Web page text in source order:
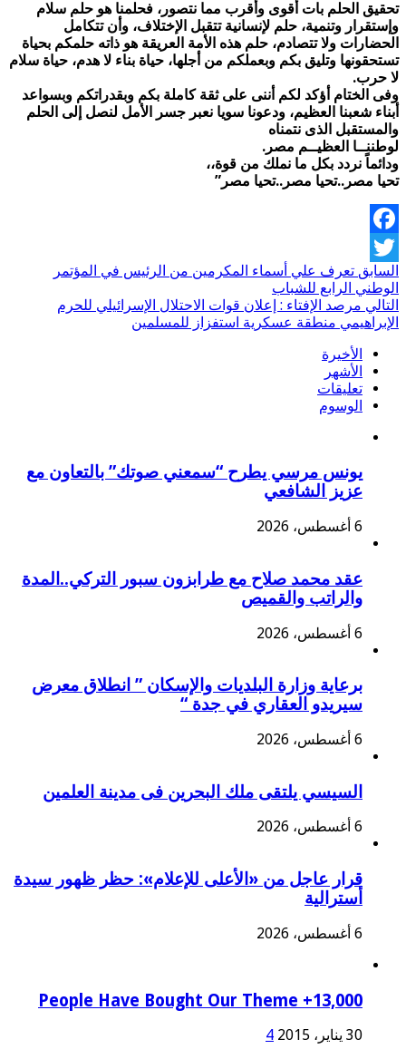
تحقيق الحلم بات أقوى وأقرب مما نتصور، فحلمنا هو حلم سلام
وإستقرار وتنمية، حلم لإنسانية تتقبل الإختلاف، وأن تتكامل
الحضارات ولا تتصادم، حلم هذه الأمة العريقة هو ذاته حلمكم بحياة
تستحقونها وتليق بكم وبعملكم من أجلها، حياة بناء لا هدم، حياة سلام
لا حرب.
وفى الختام أؤكد لكم أننى على ثقة كاملة بكم وبقدراتكم وبسواعد
أبناء شعبنا العظيم، ودعونا سويا نعبر جسر الأمل لنصل إلى الحلم
والمستقبل الذى نتمناه
لوطننــا العظيــم مصر.
ودائماً نردد بكل ما نملك من قوة،،
تحيا مصر..تحيا مصر..تحيا مصر”
Facebook
Twitter
السابق تعرف علي أسماء المكرمين من الرئيس في المؤتمر
الوطني الرابع للشباب
التالي مرصد الإفتاء : إعلان قوات الاحتلال الإسرائيلي للحرم
الإبراهيمي منطقة عسكرية استفزاز للمسلمين
الأخيرة
الأشهر
تعليقات
الوسوم
يونس مرسي يطرح “سمعني صوتك” بالتعاون مع
عزيز الشافعي
6 أغسطس، 2026
عقد محمد صلاح مع طرابزون سبور التركي..المدة
والراتب والقميص
6 أغسطس، 2026
برعاية وزارة البلديات والإسكان ” انطلاق معرض
سيريدو العقاري في جدة “
6 أغسطس، 2026
السيسي يلتقى ملك البحرين فى مدينة العلمين
6 أغسطس، 2026
قرار عاجل من «الأعلى للإعلام»: حظر ظهور سيدة
أسترالية
6 أغسطس، 2026
13,000+ People Have Bought Our Theme
30 يناير، 2015 4